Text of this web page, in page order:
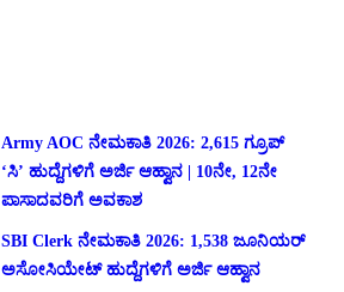
Army AOC ನೇಮಕಾತಿ 2026: 2,615 ಗ್ರೂಪ್
‘ಸಿ’ ಹುದ್ದೆಗಳಿಗೆ ಅರ್ಜಿ ಆಹ್ವಾನ | 10ನೇ, 12ನೇ
ಪಾಸಾದವರಿಗೆ ಅವಕಾಶ
SBI Clerk ನೇಮಕಾತಿ 2026: 1,538 ಜೂನಿಯರ್
ಅಸೋಸಿಯೇಟ್ ಹುದ್ದೆಗಳಿಗೆ ಅರ್ಜಿ ಆಹ್ವಾನ